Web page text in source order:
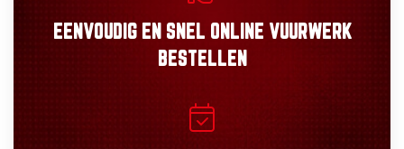
EENVOUDIGEN SNEL ONLINE VUURWERK
BESTELLEN